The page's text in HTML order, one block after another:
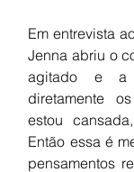
Em entrevista
Jenna abriu o
agitado e a
diretamente
estou
Então essa é
pensamentos